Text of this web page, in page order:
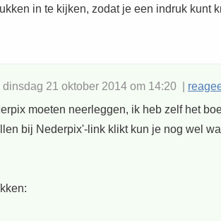
in te kijken, zodat je een indruk kunt
21 oktober 2014 om 14:20 |
moeten neerleggen, ik heb zelf het
bij Nederpix'-link klikt kun je nog wel